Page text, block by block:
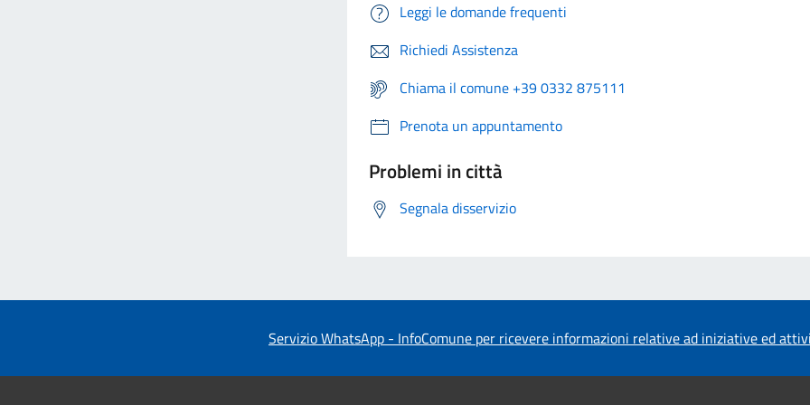
Leggi le domande frequenti
Richiedi Assistenza
Chiama il comune +39 0332 875111
Prenota un appuntamento
Problemi in città
Segnala disservizio
Servizio WhatsApp - InfoComune per ricevere informazioni relative ad iniziative ed